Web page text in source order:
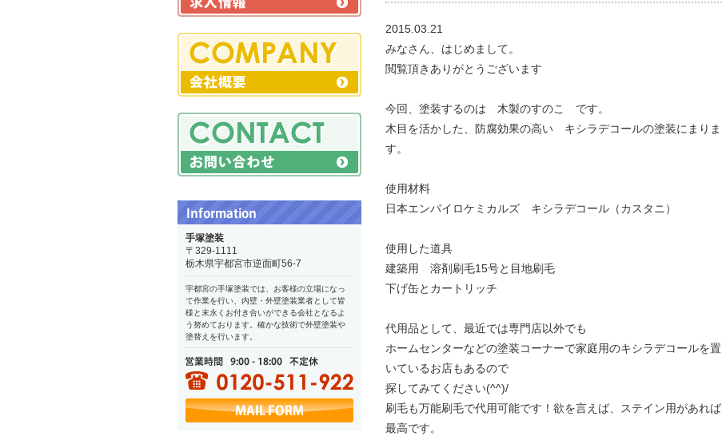
2015.03.21
みなさん、はじめまして。
閲覧頂きありがとうございます
今回、塗装するのは 木製のすのこ です。
木目を活かした、防腐効果の高い キシラデコールの塗装にまりま
す。
使用材料
日本エンバイロケミカルズ キシラデコール（カスタニ）
使用した道具
建築用 溶剤刷毛15号と目地刷毛
下げ缶とカートリッチ
代用品として、最近では専門店以外でも
ホームセンターなどの塗装コーナーで家庭用のキシラデコールを置
いているお店もあるので
探してみてください(^^)/
刷毛も万能刷毛で代用可能です！欲を言えば、ステイン用があれば
最高です。
手塚塗装
〒329-1111
栃木県宇都宮市逆面町56-7
宇都宮の手塚塗装では、お客様の立場になっ
て作業を行い、内壁・外壁塗装業者として皆
様と末永くお付き合いができる会社となるよ
う努めております。確かな技術で外壁塗装や
塗替えを行います。